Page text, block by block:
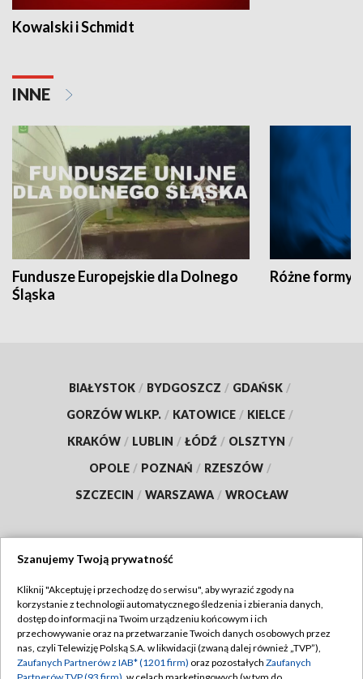
Kowalski i Schmidt
INNE
Fundusze Europejskie dla Dolnego
Śląska
Różne formy
BIAŁYSTOK / BYDGOSZCZ / GDAŃSK /
GORZÓW WLKP. / KATOWICE / KIELCE /
KRAKÓW / LUBLIN / ŁÓDŹ / OLSZTYN /
OPOLE / POZNAŃ / RZESZÓW /
SZCZECIN / WARSZAWA / WROCŁAW
TVP
Abonament TVP
Emisja w TVP
Regulamin TVP
Polityka prywatności
Szanujemy Twoją prywatność
Kliknij "Akceptuję i przechodzę do serwisu", aby wyrazić zgody na
korzystanie z technologii automatycznego śledzenia i zbierania danych,
dostęp do informacji na Twoim urządzeniu końcowym i ich
przechowywanie oraz na przetwarzanie Twoich danych osobowych przez
nas, czyli Telewizję Polską S.A. w likwidacji (zwaną dalej również „TVP”),
Zaufanych Partnerów z IAB* (1201 firm) oraz pozostałych Zaufanych